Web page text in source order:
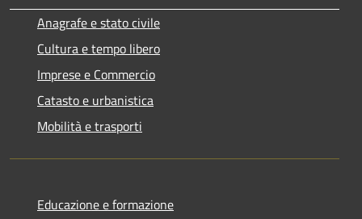
Anagrafe e stato civile
Cultura e tempo libero
Imprese e Commercio
Catasto e urbanistica
Mobilità e trasporti
Educazione e formazione